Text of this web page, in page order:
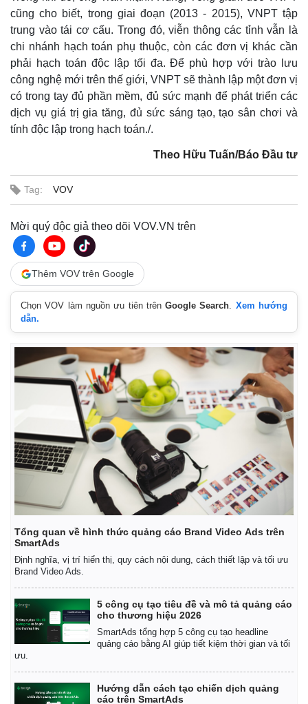
Kinh tế
Bất động sản
Khởi nghiệp
Thị trường
Tiêu dùng
Tỷ giá
Chứng khoán
Giá cà phê
cũng cho biết, trong giai đoạn (2013 - 2015), VNPT tập
trung vào tái cơ cấu. Trong đó, viễn thông các tỉnh vẫn là
chi nhánh hạch toán phụ thuộc, còn các đơn vị khác cần
phải hạch toán độc lập tối đa. Để phù hợp với trào lưu
công nghệ mới trên thế giới, VNPT sẽ thành lập một đơn vị
có trong tay đủ phần mềm, đủ sức mạnh để phát triển các
dịch vụ giá trị gia tăng, đủ sức sáng tạo, tạo sân chơi và
tính độc lập trong hạch toán./.
Theo Hữu Tuấn/Báo Đầu tư
Tag: VOV
Mời quý độc giả theo dõi VOV.VN trên
Thêm VOV trên Google
Chọn VOV làm nguồn ưu tiên trênGoogle Search. Xem hướng
dẫn.
Tổng quan về hình thức quảng cáo Brand Video Ads trên
SmartAds
Định nghĩa, vị trí hiển thị, quy cách nội dung, cách thiết lập và tối ưu
Brand Video Ads.
5 công cụ tạo tiêu đề và mô tả quảng cáo
cho thương hiệu 2026
SmartAds tổng hợp 5 công cụ tạo headline
quảng cáo bằng AI giúp tiết kiệm thời gian và tối
ưu.
Hướng dẫn cách tạo chiến dịch quảng
cáo trên SmartAds